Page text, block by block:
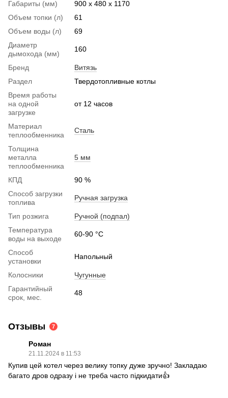
Габариты (мм)
900 х 480 х 1170
Объем топки (л)
61
Объем воды (л)
69
Диаметр
дымохода (мм)
160
Бренд
Витязь
Раздел
Твердотопливные котлы
Время работы
на одной
загрузке
от 12 часов
Материал
теплообменника
Сталь
Толщина
металла
теплообменника
5 мм
КПД
90 %
Способ загрузки
топлива
Ручная загрузка
Тип розжига
Ручной (подпал)
Температура
воды на выходе
60-90 °C
Способ
установки
Напольный
Колосники
Чугунные
Гарантийный
срок, мес.
48
Отзывы 7
Роман
21.11.2024 в 11:53
Купив цей котел через велику топку дуже зручно! Закладаю
багато дров одразу і не треба часто підкидати👍